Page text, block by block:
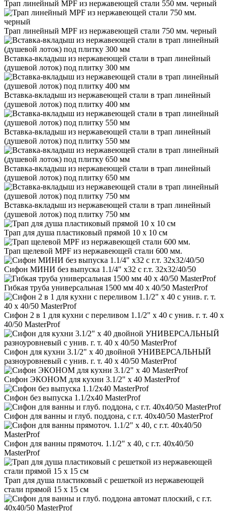
Трап линейный MPF из нержавеющей стали 550 мм. черный
Трап линейный MPF из нержавеющей стали 750 мм. черный
Вставка-вкладыш из нержавеющей стали в трап линейный
(душевой лоток) под плитку 300 мм
Вставка-вкладыш из нержавеющей стали в трап линейный
(душевой лоток) под плитку 400 мм
Вставка-вкладыш из нержавеющей стали в трап линейный
(душевой лоток) под плитку 550 мм
Вставка-вкладыш из нержавеющей стали в трап линейный
(душевой лоток) под плитку 650 мм
Вставка-вкладыш из нержавеющей стали в трап линейный
(душевой лоток) под плитку 750 мм
Трап для душа пластиковый прямой 10 х 10 см
Трап щелевой MPF из нержавеющей стали 600 мм.
Сифон МИНИ без выпуска 1.1/4" х32 с г.т. 32х32/40/50
Гибкая труба универсальная 1500 мм 40 х 40/50 MasterProf
Сифон 2 в 1 для кухни с переливом 1.1/2" х 40 с унив. г. т. 40 х
40/50 MasterProf
Сифон для кухни 3.1/2" х 40 двойной УНИВЕРСАЛЬНЫЙ
разноуровневый с унив. г. т. 40 х 40/50 MasterProf
Сифон ЭКОНОМ для кухни 3.1/2" х 40 MasterProf
Сифон без выпуска 1.1/2х40 MasterProf
Сифон для ванны и глуб. поддона, с г.т. 40х40/50 MasterProf
Сифон для ванны прямоточ. 1.1/2" х 40, с г.т. 40х40/50
MasterProf
Трап для душа пластиковый с решеткой из нержавеющей
стали прямой 15 х 15 см